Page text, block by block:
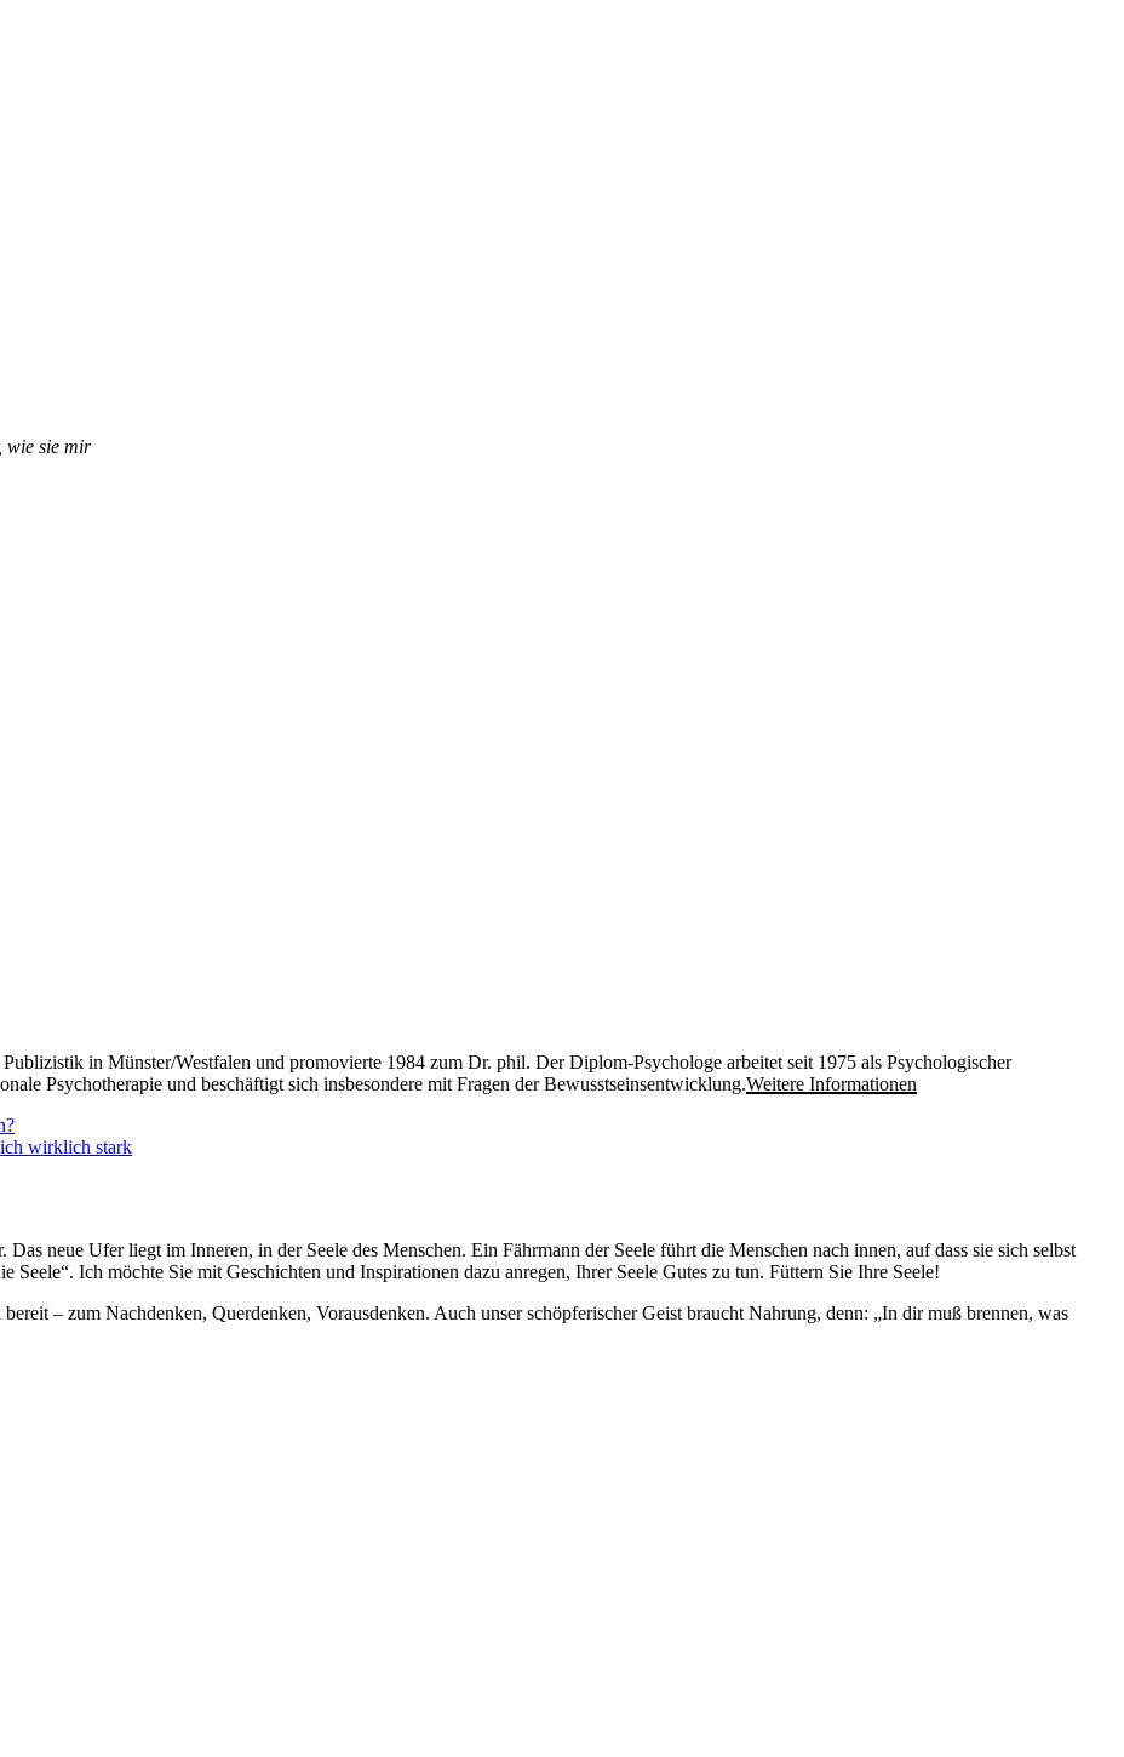
wie sie mir
in Münster/Westfalen und promovierte 1984 zum Dr. phil. Der Diplom-Psychologe arbeitet seit 1975 als Psychologischer
Psychotherapie und beschäftigt sich insbesondere mit Fragen der Bewusstseinsentwicklung.Weitere Informationen
Vorheriger
Beitrag
wirklich starkNächster
neue Ufer liegt im Inneren, in der Seele des Menschen. Ein Fährmann der Seele führt die Menschen nach innen, auf dass sie sich selbst
Ich möchte Sie mit Geschichten und Inspirationen dazu anregen, Ihrer Seele Gutes zu tun. Füttern Sie Ihre Seele!
– zum Nachdenken, Querdenken, Vorausdenken. Auch unser schöpferischer Geist braucht Nahrung, denn: „In dir muß brennen, was